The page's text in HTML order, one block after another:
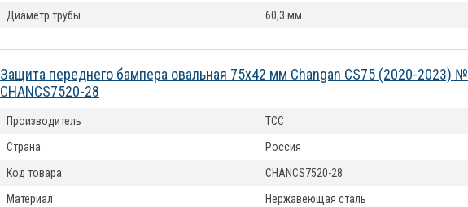
Диаметр трубы
60,3 мм
Защита переднего бампера овальная 75х42 мм Changan CS75 (2020-2023) №
CHANCS7520-28
Производитель
ТСС
Страна
Россия
Код товара
CHANCS7520-28
Материал
Нержавеющая сталь